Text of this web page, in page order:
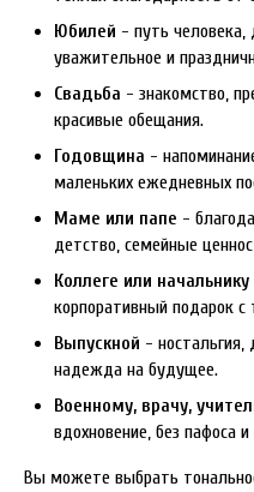
Юбилей - путь
уважительное и
Свадьба - знакомство,
красивые обещания.
Годовщина -
маленьких ежедневных
Маме или папе -
детство, семейные
Коллеге или начальнику
корпоративный подарок с
Выпускной - ностальгия,
надежда на будущее.
Военному, врачу,
вдохновение, без пафоса
Вы можете выбрать